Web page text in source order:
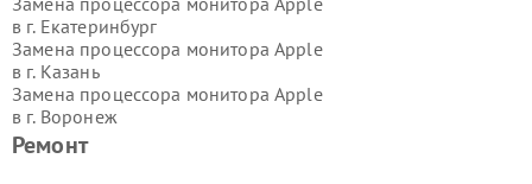
Ремонт
в г. Екатеринбург
Замена процессора монитора Apple
в г. Казань
Замена процессора монитора Apple
в г. Воронеж
Замена процессора монитора Apple